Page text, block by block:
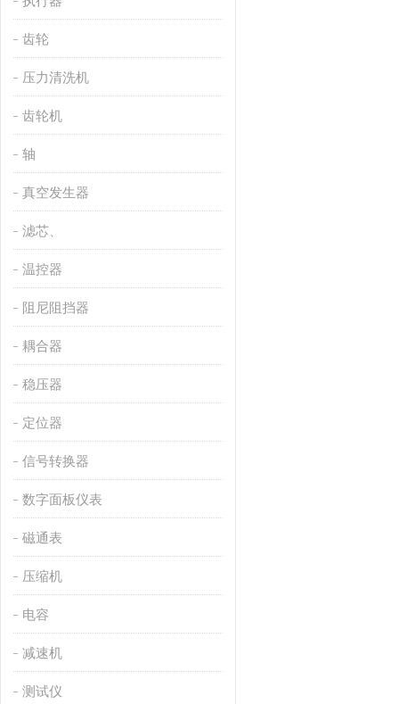
齿轮
压力清洗机
齿轮机
轴
真空发生器
滤芯、
温控器
阻尼阻挡器
耦合器
稳压器
定位器
信号转换器
数字面板仪表
磁通表
压缩机
电容
减速机
测试仪